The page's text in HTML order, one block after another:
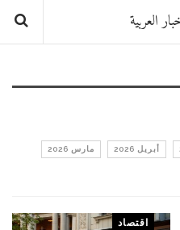
أبريل 2026 مارس 2026
اقتصاد